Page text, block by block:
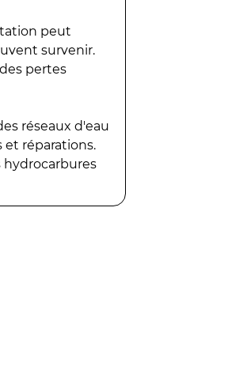
peut
survenir.
pertes
réseaux d'eau
réparations.
hydrocarbures